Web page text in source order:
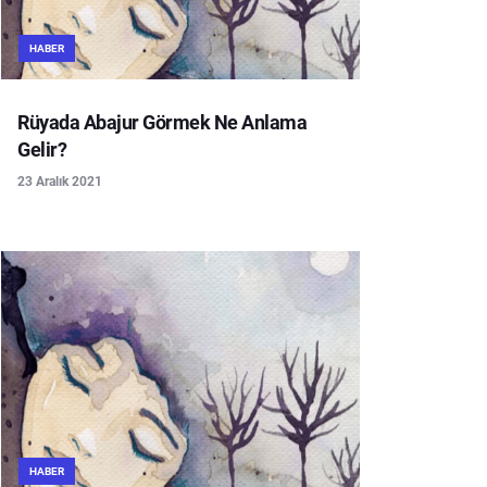
HABER
Rüyada Abajur Görmek Ne Anlama
Gelir?
23 Aralık 2021
HABER